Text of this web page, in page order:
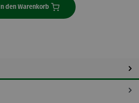
den Warenkorb